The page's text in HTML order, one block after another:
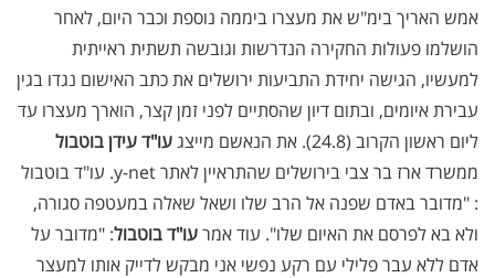
אמש האריך בימ"ש את מעצרו ביממה נוספת וכבר היום, לאחר
הושלמו פעולות החקירה הנדרשות וגובשה תשתית ראייתית
למעשיו, הגישה יחידת התביעות ירושלים את כתב האישום נגדו בגין
עבירת איומים, ובתום דיון שהסתיים לפני זמן קצר, הוארך מעצרו עד
ליום ראשון הקרוב (24.8). את הנאשם מייצג
עו"ד עידן בוטבול
ממשרד ארז בר צבי בירושלים שהתראיין לאתר y-net. עו"ד בוטבול
: "מדובר באדם שפנה אל הרב שלו ושאל שאלה במעטפה סגורה,
ולא בא לפרסם את האיום שלו". עוד אמרעו"ד בוטבול: "מדובר על
אדם ללא עבר פלילי עם רקע נפשי אני מבקש לדייק אותו למעצר